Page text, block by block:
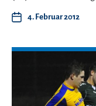
4. Februar 2012